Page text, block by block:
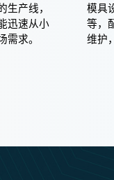
产线，
迅速从小
求。
模具
等，
维护